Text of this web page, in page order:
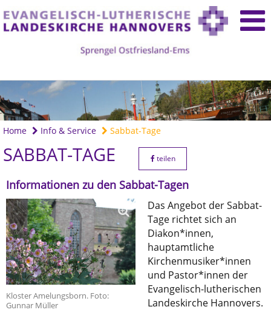
Home Info & Service Sabbat-Tage
SABBAT-TAGE teilen
Informationen zu den Sabbat-Tagen
Kloster Amelungsborn. Foto:
Gunnar Müller
Das Angebot der Sabbat-
Tage richtet sich an
Diakon*innen,
hauptamtliche
Kirchenmusiker*innen
und Pastor*innen der
Evangelisch-lutherischen
Landeskirche Hannovers.